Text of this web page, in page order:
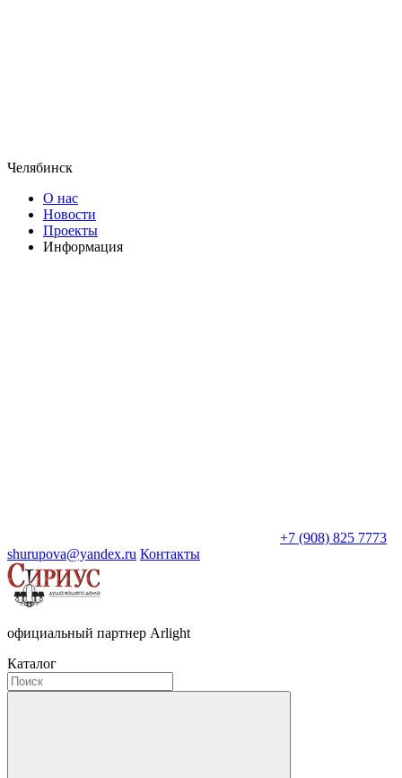
Челябинск
О нас
Новости
Проекты
Информация
+7 (908) 825 7773
shurupova@yandex.ru Контакты
официальный партнер Arlight
Каталог